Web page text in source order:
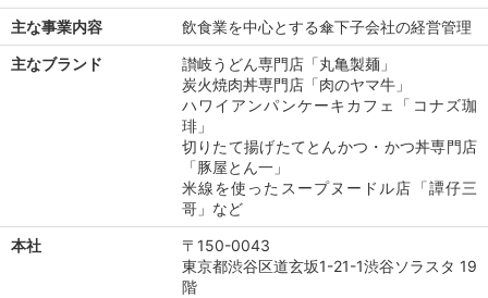
主な事業内容
飲食業を中心とする傘下子会社の経営管理
主なブランド
讃岐うどん専門店「丸亀製麺」
炭火焼肉丼専門店「肉のヤマ牛」
ハワイアンパンケーキカフェ「コナズ珈
琲」
切りたて揚げたてとんかつ・かつ丼専門店
「豚屋とん一」
米線を使ったスープヌードル店「譚仔三
哥」など
本社
〒150-0043
東京都渋谷区道玄坂1-21-1渋谷ソラスタ 19
階